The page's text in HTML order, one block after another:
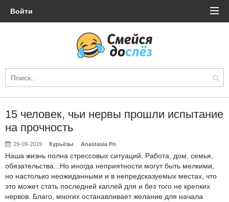
Войти
15 человек, чьи нервы прошли испытание
на прочность
29-09-2019 Курьёзы Anastasia Po
Наша жизнь полна стрессовых ситуаций. Работа, дом, семья,
обязательства...Но иногда неприятности могут быть мелкими,
но настолько неожиданными и в непредсказуемых местах, что
это может стать последней каплей для и без того не крепких
нервов. Благо, многих останавливает желание для начала